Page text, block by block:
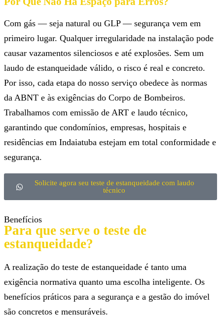
Com gás — seja natural ou GLP — segurança vem em
primeiro lugar. Qualquer irregularidade na instalação pode
causar vazamentos silenciosos e até explosões. Sem um
laudo de estanqueidade válido, o risco é real e concreto.
Por isso, cada etapa do nosso serviço obedece às normas
da ABNT e às exigências do Corpo de Bombeiros.
Trabalhamos com emissão de ART e laudo técnico,
garantindo que condomínios, empresas, hospitais e
residências em Indaiatuba estejam em total conformidade e
segurança.
Solicite agora seu teste de estanqueidade com laudo
técnico
Benefícios
Para que serve o teste de
estanqueidade?
A realização do teste de estanqueidade é tanto uma
exigência normativa quanto uma escolha inteligente. Os
benefícios práticos para a segurança e a gestão do imóvel
são concretos e mensuráveis.